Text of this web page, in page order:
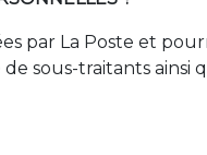
par La Poste et
sous-traitants ainsi